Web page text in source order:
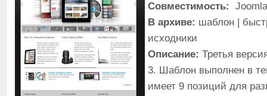
Совместимость:
В архиве: шаблон |
исходники
Описание: Третья
3. Шаблон выполнен в
имеет 9 позиций для